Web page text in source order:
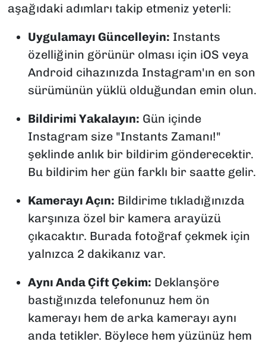
aşağıdaki adımları takip etmeniz yeterli:
Uygulamayı Güncelleyin: Instants
özelliğinin görünür olması için iOS veya
Android cihazınızda Instagram'ın en son
sürümünün yüklü olduğundan emin olun.
Bildirimi Yakalayın: Gün içinde
Instagram size "Instants Zamanı!"
şeklinde anlık bir bildirim gönderecektir.
Bu bildirim her gün farklı bir saatte gelir.
Kamerayı Açın: Bildirime tıkladığınızda
karşınıza özel bir kamera arayüzü
çıkacaktır. Burada fotoğraf çekmek için
yalnızca 2 dakikanız var.
Aynı Anda Çift Çekim: Deklanşöre
bastığınızda telefonunuz hem ön
kamerayı hem de arka kamerayı aynı
anda tetikler. Böylece hem yüzünüz hem